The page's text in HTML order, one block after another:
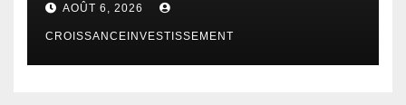
AOÛT 6, 2026
CROISSANCEINVESTISSEMENT